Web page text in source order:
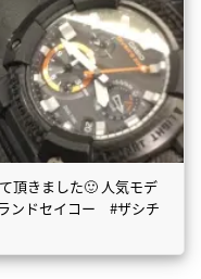
頂きました🙂 人気モデ
ンドセイコー #ザシチ